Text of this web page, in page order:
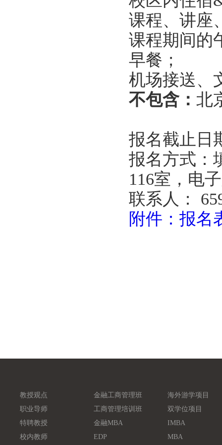
课程、讲座
课程期间的
早餐；
机场接送、
不包含： 北
报名截止日
报名方式：
116室，电
联系人：
附件：报名
教授观点 金融工商管理班
海外游学项目
职业导师
工商管理培训班
双学位项目
特聘教授
金融MBA
IMBA
校内教师
EDP MBA